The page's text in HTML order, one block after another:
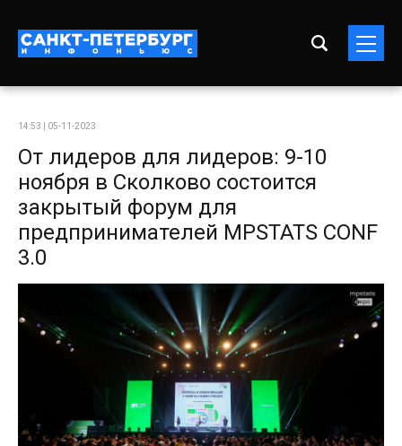
14:53 | 05-11-2023
От лидеров для лидеров: 9-10
ноября в Сколково состоится
закрытый форум для
предпринимателей MPSTATS CONF
3.0